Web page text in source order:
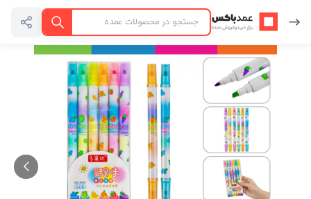
عمدباکس — بازگشت به صفحه اصلی
جستجو